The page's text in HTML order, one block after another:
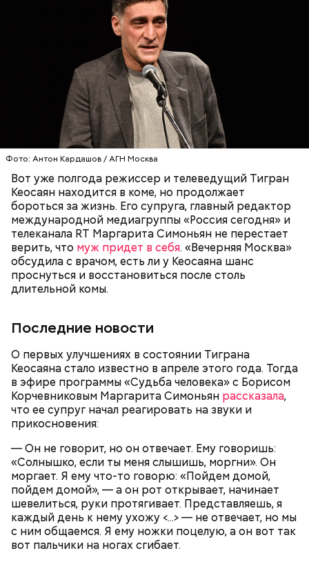
Фото: Антон Кардашов / АГН Москва
Вот уже полгода режиссер и телеведущий Тигран
Кеосаян находится в коме, но продолжает
бороться за жизнь. Его супруга, главный редактор
международной медиагруппы «Россия сегодня» и
телеканала RT Маргарита Симоньян не перестает
верить, что муж придет в себя. «Вечерняя Москва»
обсудила с врачом, есть ли у Кеосаяна шанс
проснуться и восстановиться после столь
длительной комы.
Последние новости
О первых улучшениях в состоянии Тиграна
Кеосаяна стало известно в апреле этого года. Тогда
в эфире программы «Судьба человека» с Борисом
Корчевниковым Маргарита Симоньян рассказала,
что ее супруг начал реагировать на звуки и
прикосновения:
— Он не говорит, но он отвечает. Ему говоришь:
«Солнышко, если ты меня слышишь, моргни». Он
моргает. Я ему что-то говорю: «Пойдем домой,
пойдем домой», — а он рот открывает, начинает
шевелиться, руки протягивает. Представляешь, я
каждый день к нему ухожу <...> — не отвечает, но мы
с ним общаемся. Я ему ножки поцелую, а он вот так
вот пальчики на ногах сгибает.
Уберут отеки и улучшат зрение:
диетолог Соломатина рассказала
о пользе кабачков
Ингредиенты:
Как приготовить домашний
майонез: три простых рецепта
Эндокринолог Куликова
объяснила, в чем заключается
польза сезонных овощей и
фруктов
Как выбрать дыню
Фото: Shutterstock
При выборе дыни эксперт посоветовала
ориентироваться на запах: